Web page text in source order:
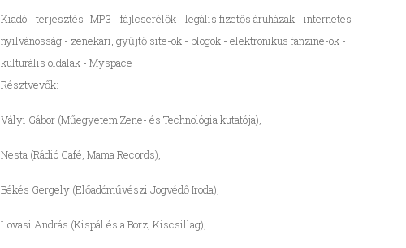
Kiadó - terjesztés- MP3 - fájlcserélők - legális fizetős áruházak - internetes
nyilvánosság - zenekari, gyűjtő site-ok - blogok - elektronikus fanzine-ok -
kulturális oldalak - Myspace
Résztvevők:
Vályi Gábor (Műegyetem Zene- és Technológia kutatója),
Nesta (Rádió Café, Mama Records),
Békés Gergely (Előadóművészi Jogvédő Iroda),
Lovasi András (Kispál és a Borz, Kiscsillag),